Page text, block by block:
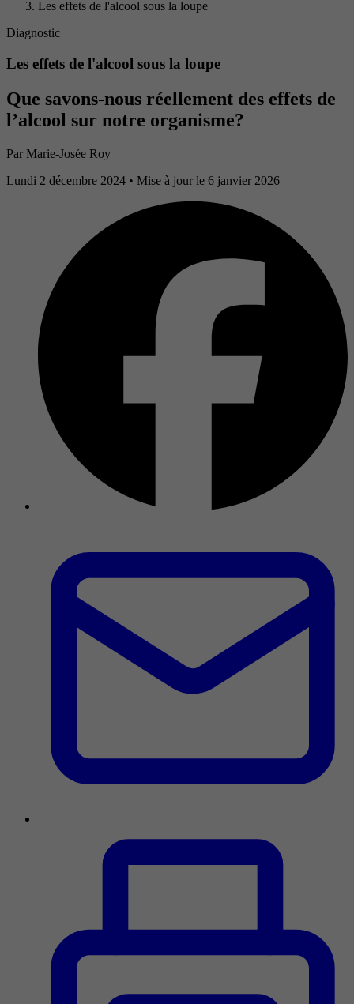
Les effets de l'alcool sous la loupe
Diagnostic
Les effets de l'alcool sous la loupe
Que savons-nous réellement des effets de
l’alcool sur notre organisme?
Par Marie-Josée Roy
Lundi 2 décembre 2024 • Mise à jour le 6 janvier 2026